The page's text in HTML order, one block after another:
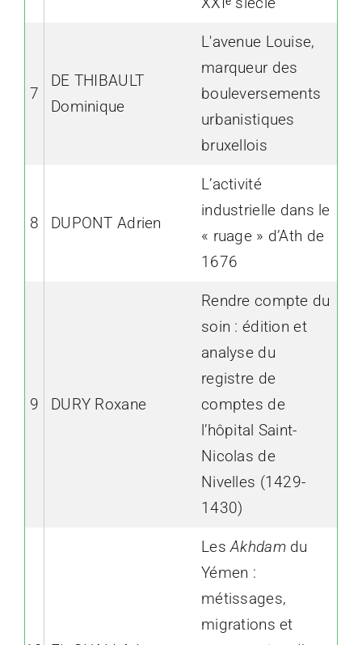
7
DE THIBAULT
Dominique
L'avenue Louise,
marqueur des
bouleversements
urbanistiques
bruxellois
8 DUPONT Adrien
L’activité
industrielle dans le
« ruage » d’Ath de
1676
9 DURY Roxane
Rendre compte du
soin : édition et
analyse du
registre de
comptes de
l’hôpital Saint-
Nicolas de
Nivelles (1429-
1430)
LesAkhdamdu
Yémen :
métissages,
migrations et